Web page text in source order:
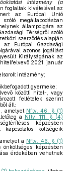
intézmény (a
foglaltak kivételével az
az Európai Unió
megállapodásban
állampolgára az
Térségről szóló
szerződés alapján
Európai Gazdasági
azonos jogállást
Királyságának az
2021. január
intézmény;
gyermeke;
közötti hitel-, vagy
feltételek szerint
áll:
amelyet Nftv. 46. § (1)
a Nftv. 111. § (4)
képzésben
költségeik
a Nftv. 46. § (1)
képzésben
érdekében vehetnek